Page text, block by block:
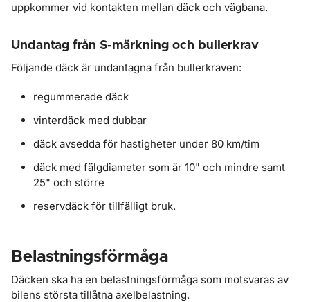
uppkommer vid kontakten mellan däck och vägbana.
Undantag från S-märkning och bullerkrav
Följande däck är undantagna från bullerkraven:
regummerade däck
vinterdäck med dubbar
däck avsedda för hastigheter under 80 km/tim
däck med fälgdiameter som är 10" och mindre samt
25" och större
reservdäck för tillfälligt bruk.
Belastningsförmåga
Däcken ska ha en belastningsförmåga som motsvaras av
bilens största tillåtna axelbelastning.